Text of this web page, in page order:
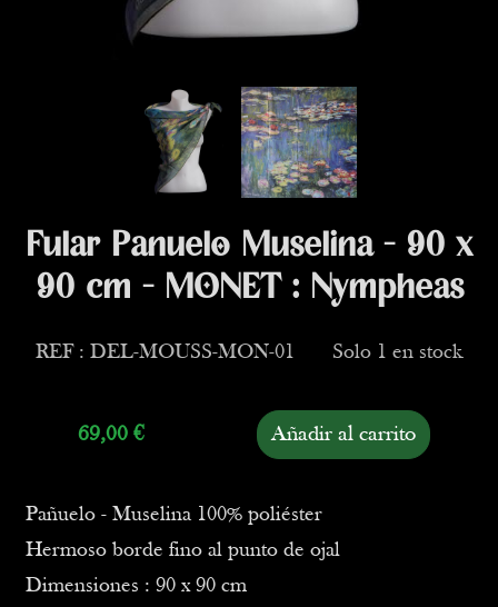
Fular Pañuelo Muselina - 90 x
90 cm - MONET : Nympheas
REF : DEL-MOUSS-MON-01 Solo 1 en stock
69,00€ Añadir al carrito
Pañuelo - Muselina 100% poliéster
Hermoso borde fino al punto de ojal
Dimensiones : 90 x 90 cm